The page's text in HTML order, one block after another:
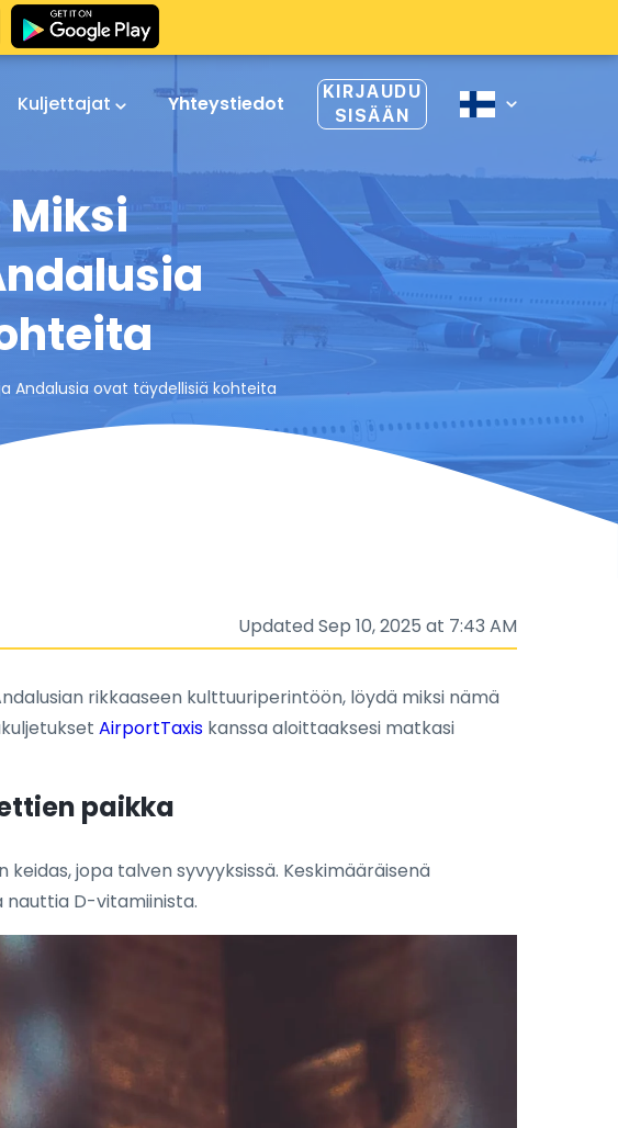
Kuljettajat Yhteystiedot
KIRJAUDU
SISÄÄN
Andalusia ovat täydellisiä kohteita
Updated Sep 10, 2025 at 7:43 AM
rikkaaseen kulttuuriperintöön, löydä miksi nämä
AirportTaxis kanssa aloittaaksesi matkasi
paikka
jopa talven syvyyksissä. Keskimääräisenä
nauttia D-vitamiinista.